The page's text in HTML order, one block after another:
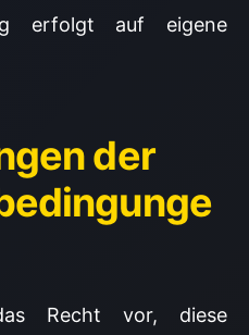
erfolgt auf eigene
der
Recht vor, diese